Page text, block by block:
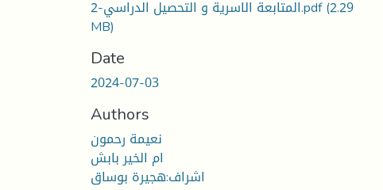
المتابعة الاسرية و التحصيل الدراسي-2.pdf(2.29
MB)
Date
2024-07-03
Authors
نعيمة رحمون
ام الخير بابش
اشراف:هجيرة بوساق